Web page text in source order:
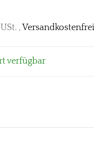
,
verfügbar